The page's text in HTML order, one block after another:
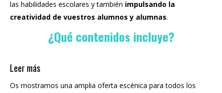
las habilidades escolares y también impulsando la
creatividad de vuestros alumnos y alumnas.
¿Qué contenidos incluye?
Leer más
Os mostramos una amplia oferta escénica para todos los